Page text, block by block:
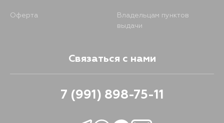
Оферта
Владельцам пунктов
выдачи
Связаться с нами
7 (991) 898-75-11